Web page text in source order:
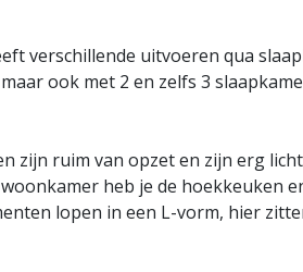
verschillende uitvoeren qua
ook met 2 en zelfs 3
zijn ruim van opzet en zijn erg
heb je de hoekkeuken
lopen in een L-vorm, hier